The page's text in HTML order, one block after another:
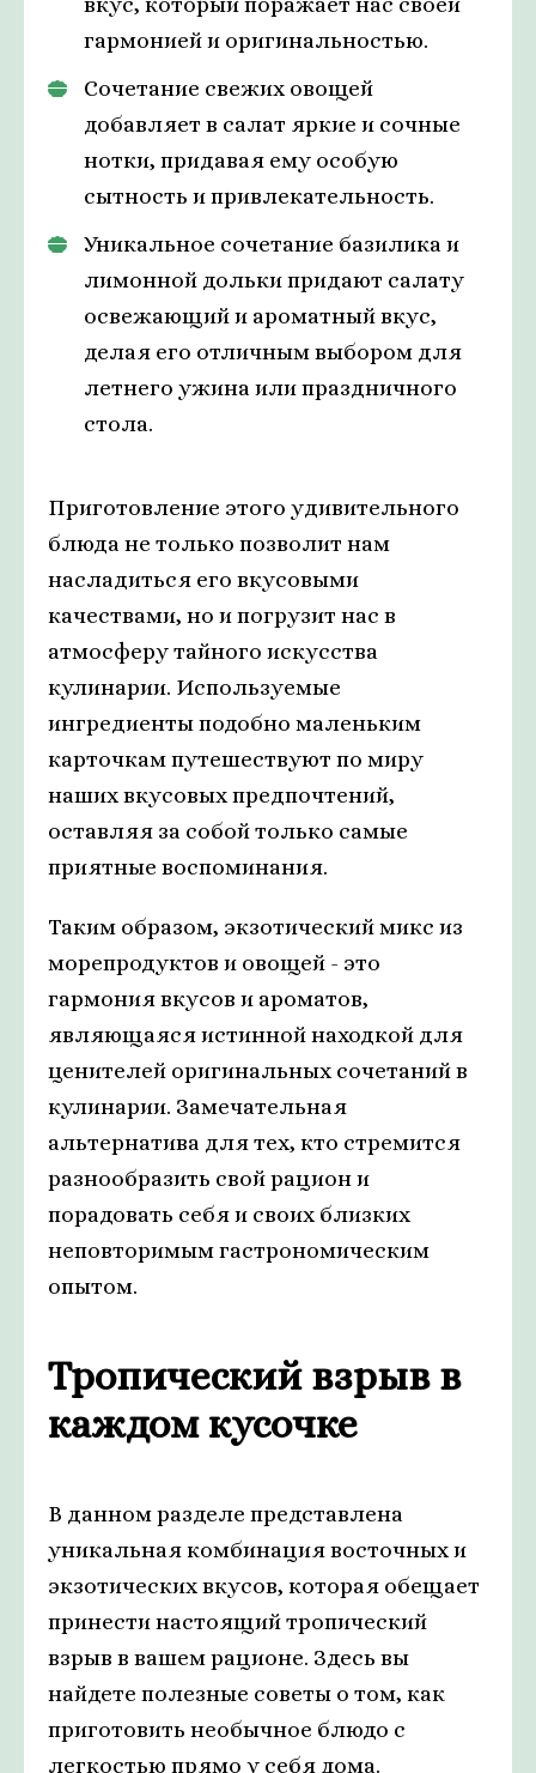
гармонией и оригинальностью.
Сочетание свежих овощей
добавляет в салат яркие и сочные
нотки, придавая ему особую
сытность и привлекательность.
Уникальное сочетание базилика и
лимонной дольки придают салату
освежающий и ароматный вкус,
делая его отличным выбором для
летнего ужина или праздничного
стола.
Приготовление этого удивительного
блюда не только позволит нам
насладиться его вкусовыми
качествами, но и погрузит нас в
атмосферу тайного искусства
кулинарии. Используемые
ингредиенты подобно маленьким
карточкам путешествуют по миру
наших вкусовых предпочтений,
оставляя за собой только самые
приятные воспоминания.
Таким образом, экзотический микс из
морепродуктов и овощей - это
гармония вкусов и ароматов,
являющаяся истинной находкой для
ценителей оригинальных сочетаний в
кулинарии. Замечательная
альтернатива для тех, кто стремится
разнообразить свой рацион и
порадовать себя и своих близких
неповторимым гастрономическим
опытом.
Тропический взрыв в
каждом кусочке
В данном разделе представлена
уникальная комбинация восточных и
экзотических вкусов, которая обещает
принести настоящий тропический
взрыв в вашем рационе. Здесь вы
найдете полезные советы о том, как
приготовить необычное блюдо с
легкостью прямо у себя дома.